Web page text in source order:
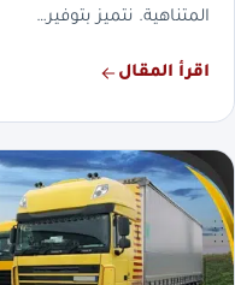
المتناهية. نتميز بتوفير…
اقرأ المقال